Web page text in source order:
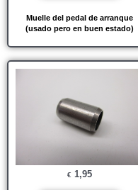
Muelle del pedal de arranque
(usado pero en buen estado)
€ 1,95